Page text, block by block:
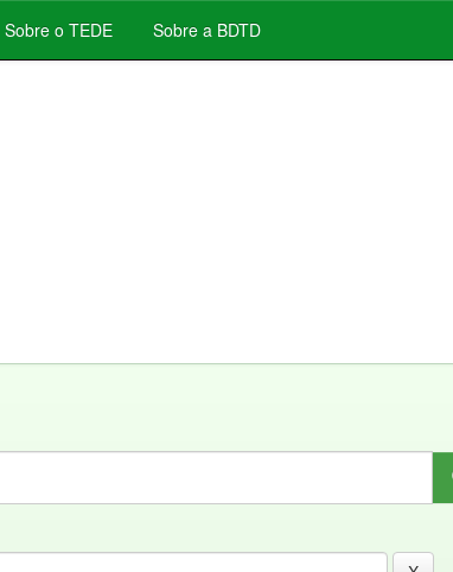
Sobre o TEDE Sobre a BDTD